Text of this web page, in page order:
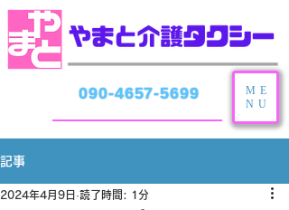
090-4657-5699
ME
NU
記事
2024年4月9日 読了時間: 1分